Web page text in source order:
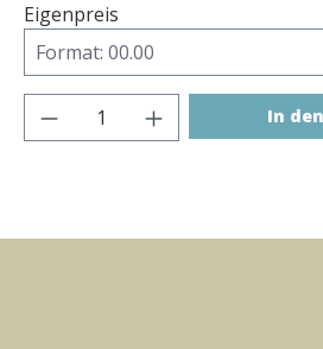
Eigenpreis
Produkt Anzahl: Gib
In